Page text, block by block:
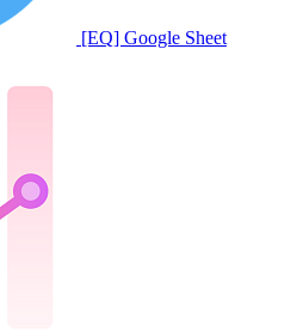
[EQ] Google Sheet